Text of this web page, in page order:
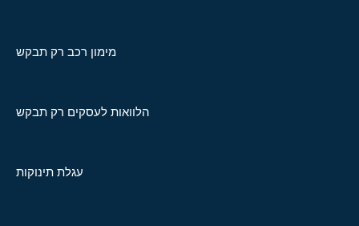
מימון רכב רק תבקש
הלוואות לעסקים רק תבקש
עגלת תינוקות